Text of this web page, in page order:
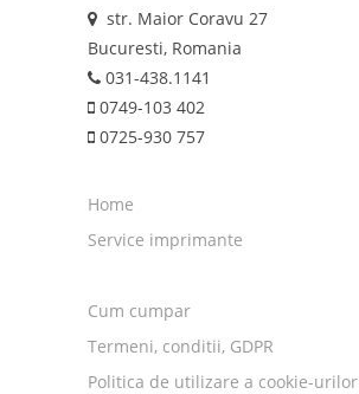
str. Maior Coravu 27
Bucuresti, Romania
031-438.1141
0749-103 402
0725-930 757
Home
Service imprimante
Cum cumpar
Termeni, conditii, GDPR
Politica de utilizare a cookie-urilor